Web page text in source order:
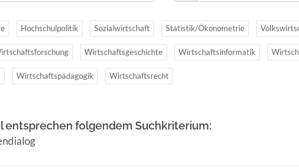
Hochschulpolitik Sozialwirtschaft Statistik/Ökonometrie
Wirtschaftsgeschichte Wirtschaftsinformatik
Wirtschaftspädagogik Wirtschaftsrecht
entsprechen folgendem Suchkriterium: